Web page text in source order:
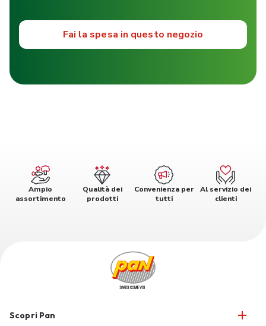
Fai la spesa in questo negozio
Ampio
assortimento
Qualità dei
prodotti
Convenienza per
tutti
Al servizio dei
clienti
Scopri Pan